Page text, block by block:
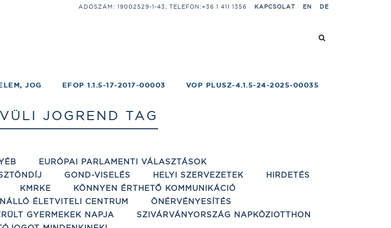
ADÓSZÁM: 19002529-1-43; TELEFON:+36 1 411 1356 KAPCSOLAT EN DE
JOG EFOP 1.1.5-17-2017-00003 VOP PLUSZ-4.1.5-24-2025-00035
JOGREND TAG
EURÓPAI PARLAMENTI VÁLASZTÁSOK
GOND-VISELÉS HELYI SZERVEZETEK
HIRDETÉS
KMRKE
KÖNNYEN ÉRTHETŐ KOMMUNIKÁCIÓ
ÉLETVITELI CENTRUM
ÖNÉRVÉNYESÍTÉS
GYERMEKEK NAPJA
SZIVÁRVÁNYORSZÁG NAPKÖZIOTTHON